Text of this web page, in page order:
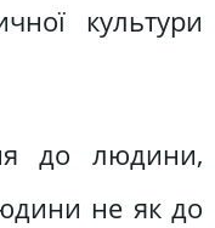
культури
до людини,
не як до